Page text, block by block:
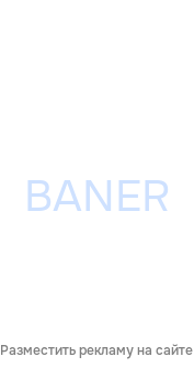
Разместить рекламу на сайте